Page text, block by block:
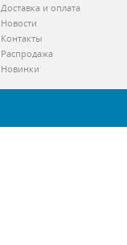
Доставка и оплата
Новости
Контакты
Распродажа
Новинки